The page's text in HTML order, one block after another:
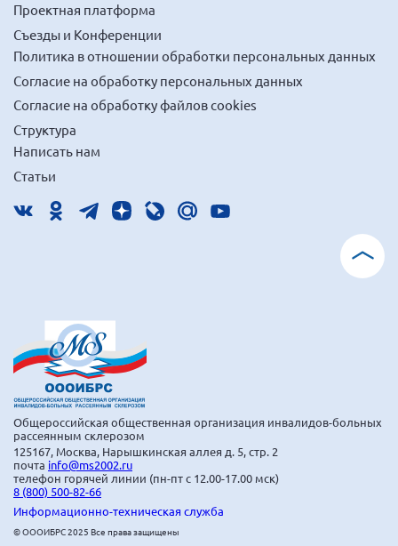
Проектная платформа
Съезды и Конференции
Политика в отношении обработки персональных данных
Согласие на обработку персональных данных
Согласие на обработку файлов cookies
Структура
Написать нам
Статьи
Общероссийская общественная организация инвалидов-больных
рассеянным склерозом
125167, Москва, Нарышкинская аллея д. 5, стр. 2
почта info@ms2002.ru
телефон горячей линии (пн-пт с 12.00-17.00 мск)
8 (800) 500-82-66
Информационно-техническая служба
© ОООИБРС 2025 Все права защищены